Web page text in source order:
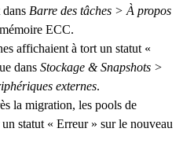
Barre des tâches > À propos
ECC.
affichaient à tort un statut «
dans Stockage & Snapshots >
externes.
la migration, les pools de
statut « Erreur » sur le nouveau